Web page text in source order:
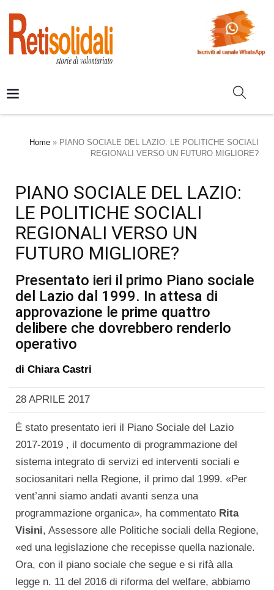
Home » PIANO SOCIALE DEL LAZIO: LE POLITICHE SOCIALI
REGIONALI VERSO UN FUTURO MIGLIORE?
PIANO SOCIALE DEL LAZIO:
LE POLITICHE SOCIALI
REGIONALI VERSO UN
FUTURO MIGLIORE?
Presentato ieri il primo Piano sociale
del Lazio dal 1999. In attesa di
approvazione le prime quattro
delibere che dovrebbero renderlo
operativo
di Chiara Castri
28 APRILE 2017
È stato presentato ieri il Piano Sociale del Lazio
2017-2019 , il documento di programmazione del
sistema integrato di servizi ed interventi sociali e
sociosanitari nella Regione, il primo dal 1999. «Per
vent’anni siamo andati avanti senza una
programmazione organica», ha commentato Rita
Visini, Assessore alle Politiche sociali della Regione,
«ed una legislazione che recepisse quella nazionale.
Ora, con il piano sociale che segue e si rifà alla
legge n. 11 del 2016 di riforma del welfare, abbiamo